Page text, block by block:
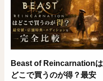
Beast of Reincarnationは
どこで買うのが得？最安